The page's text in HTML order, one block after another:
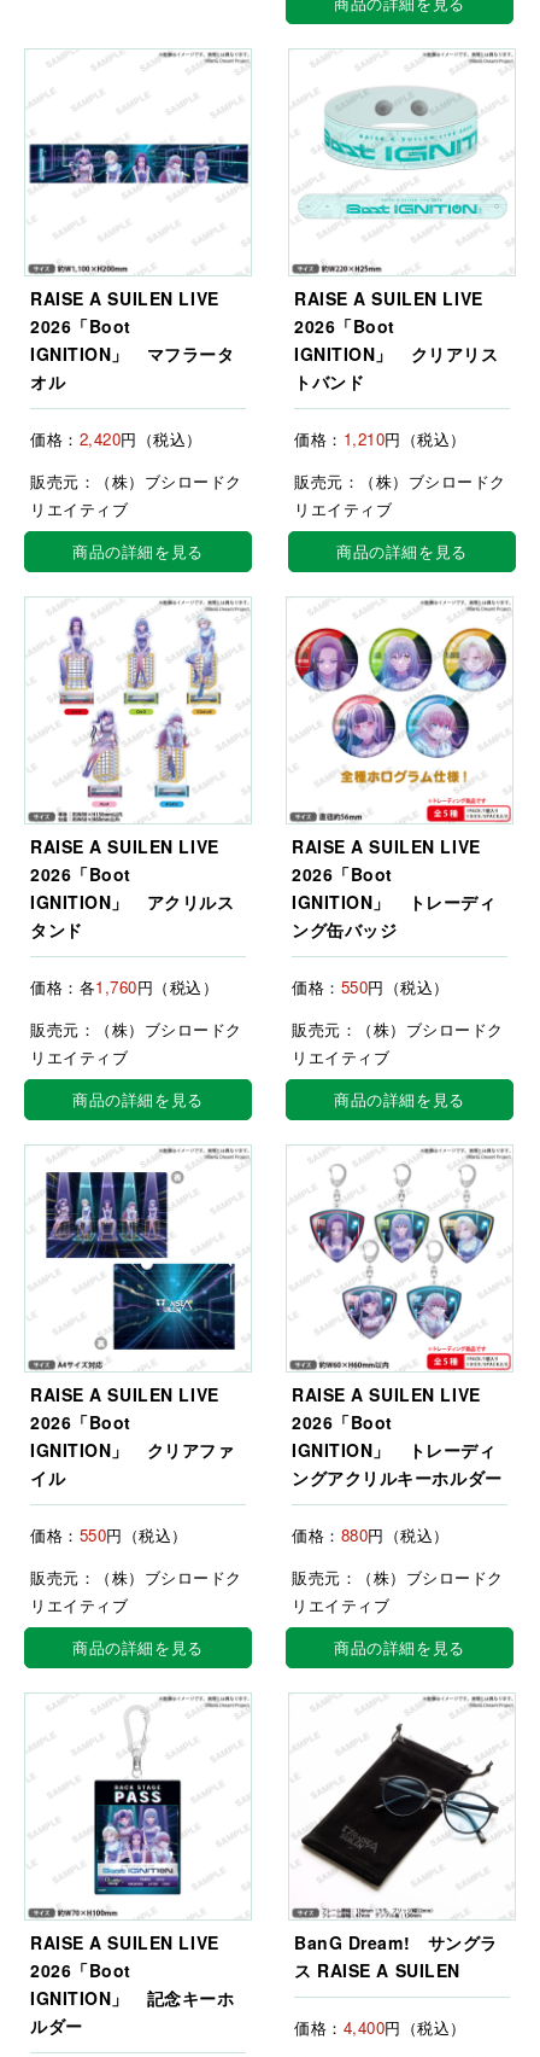
RAISE A SUILEN LIVE
2026「Boot
IGNITION」 マフラータ
オル
価格： 2,420円（税込）
販売元：（株）ブシロードク
リエイティブ
商品の詳細を見る
RAISE A SUILEN LIVE
2026「Boot
IGNITION」 クリアリス
トバンド
価格： 1,210円（税込）
販売元：（株）ブシロードク
リエイティブ
商品の詳細を見る
RAISE A SUILEN LIVE
2026「Boot
IGNITION」 アクリルス
タンド
価格：各1,760円（税込）
販売元：（株）ブシロードク
リエイティブ
商品の詳細を見る
RAISE A SUILEN LIVE
2026「Boot
IGNITION」 トレーディ
ング缶バッジ
価格： 550円（税込）
販売元：（株）ブシロードク
リエイティブ
商品の詳細を見る
RAISE A SUILEN LIVE
2026「Boot
IGNITION」 クリアファ
イル
価格： 550円（税込）
販売元：（株）ブシロードク
リエイティブ
商品の詳細を見る
RAISE A SUILEN LIVE
2026「Boot
IGNITION」 トレーディ
ングアクリルキーホルダー
価格： 880円（税込）
販売元：（株）ブシロードク
リエイティブ
商品の詳細を見る
RAISE A SUILEN LIVE
2026「Boot
IGNITION」 記念キーホ
ルダー
BanG Dream! サングラ
ス RAISE A SUILEN
価格： 4,400円（税込）